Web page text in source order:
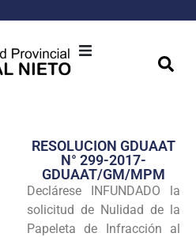
Transparencia
Seguridad
Programas
RESOLUCION GDUAAT
N° 299-2017-
GDUAAT/GM/MPM
Declárese INFUNDADO la
solicitud de Nulidad de la
Papeleta de Infracción al